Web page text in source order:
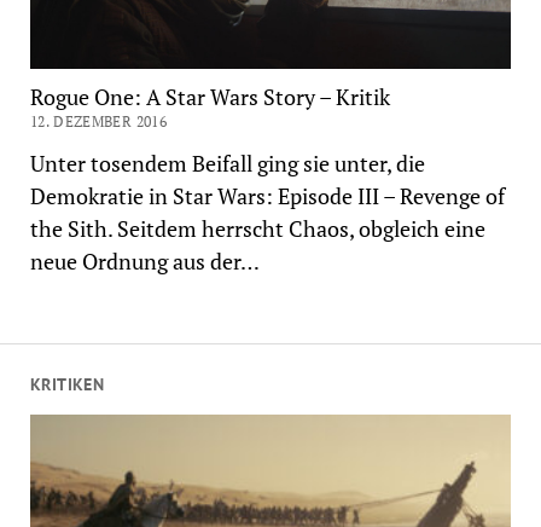
KRITIKEN
Rogue One: A Star Wars Story – Kritik
12. DEZEMBER 2016
Unter tosendem Beifall ging sie unter, die
Demokratie in Star Wars: Episode III – Revenge of
the Sith. Seitdem herrscht Chaos, obgleich eine
neue Ordnung aus der…